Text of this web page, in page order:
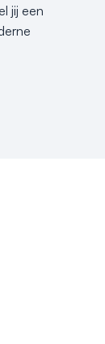
jij een